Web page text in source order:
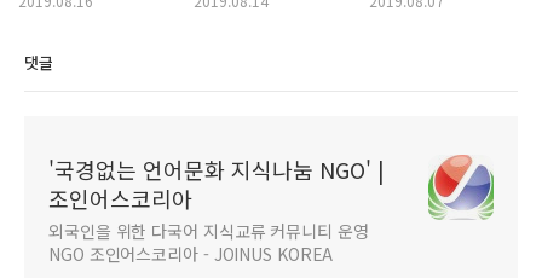
댓글
'국경없는 언어문화 지식나눔 NGO' |
조인어스코리아
외국인을 위한 다국어 지식교류 커뮤니티 운영
NGO 조인어스코리아 - JOINUS KOREA